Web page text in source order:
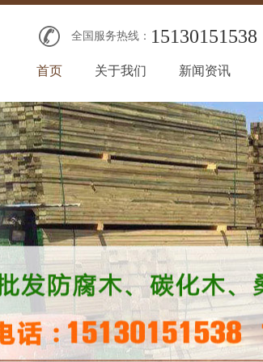
全国服务热线： 15130151538
首页 关于我们 新闻资讯